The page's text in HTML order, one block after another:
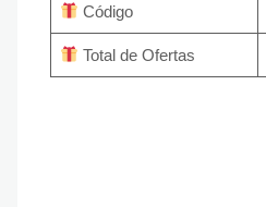
Código
Total de Ofertas